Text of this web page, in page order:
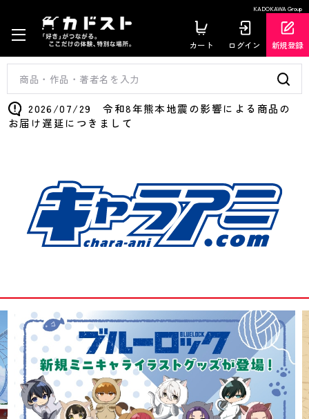
KADOKAWA Group
カート ログイン 新規登録
2026/07/29 令和8年熊本地震の影響による商品の
お届け遅延につきまして